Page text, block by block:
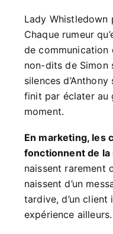
Lady Whistledown
Chaque rumeur
de communication
non-dits de Simon
silences
finit par éclater au
moment.
En marketing, les
fonctionnent de la
naissent rarement
naissent d’un
tardive, d’un
expérience ailleurs.